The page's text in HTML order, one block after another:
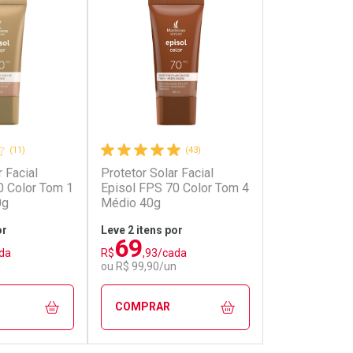
(11)
Facial
Color Tom 1
(43)
Protetor Solar Facial
Episol FPS 70 Color Tom 4
Médio 40g
Leve 2 itens por
R$69,93/cada
ou R$ 99,90/un
COMPRAR